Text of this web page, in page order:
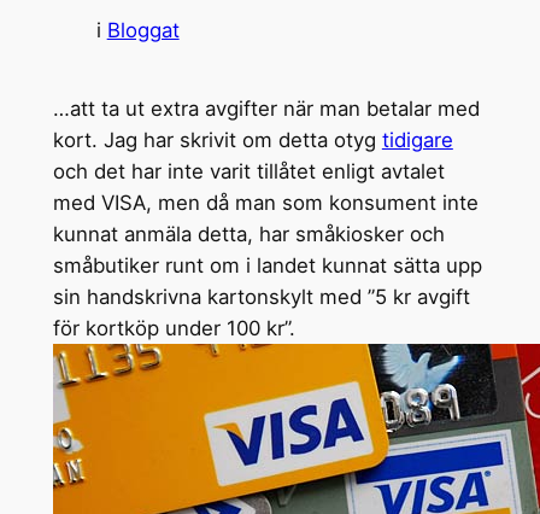
i Bloggat
…att ta ut extra avgifter när man betalar med
kort. Jag har skrivit om detta otyg tidigare
och det har inte varit tillåtet enligt avtalet
med VISA, men då man som konsument inte
kunnat anmäla detta, har småkiosker och
småbutiker runt om i landet kunnat sätta upp
sin handskrivna kartonskylt med ”5 kr avgift
för kortköp under 100 kr”.